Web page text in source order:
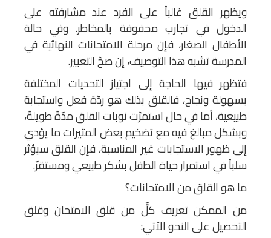
ويظهر القلق غالباً على الفرد عند مشارفته على
الدخول في تجارب محفوفة بالمخاطر. وفي حالة
الأطفال الصغار، فإن مرحلة الامتحانات النهائية في
المدرسة تشبه هذا التوصيف، إن صحّ التعبير.
فتظهر فيها الحاجة إلى اجتياز التحديات المختلفة
بسهولة ونجاح، فالقلق بذلك هو ردّة فعل واستجابة
طبيعية، أما في حال استمرّت نوبات القلق مدّةً طويلةً،
وبشكل مبالغ فيه مع تضخيم بعض المثيرات ما يؤدي
إلى ظهور الاستجابات غير المناسبة، فإن القلق سيؤثر
سلباً في استمرار حياة الطفل بشكر طبيعي ومستقرّ.
ما هو القلق من الامتحانات؟
من الممكن تعريف كلٍّ من قلق الامتحان وقلق
التحصيل على النحو الآتي: